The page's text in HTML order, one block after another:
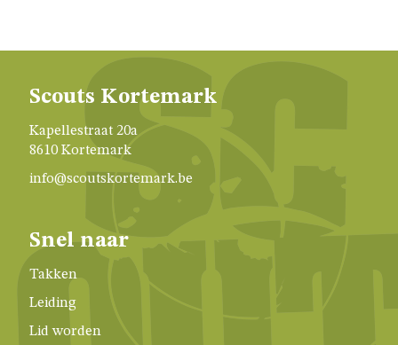
INSCHRIJVEN
ONZE
Scouts Kortemark
Kapellestraat 20a
8610 Kortemark
info@scoutskortemark.be
Snel naar
Takken
Leiding
Lid worden